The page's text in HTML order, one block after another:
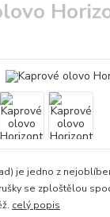
je jedno z
se zploštělou
celý popis